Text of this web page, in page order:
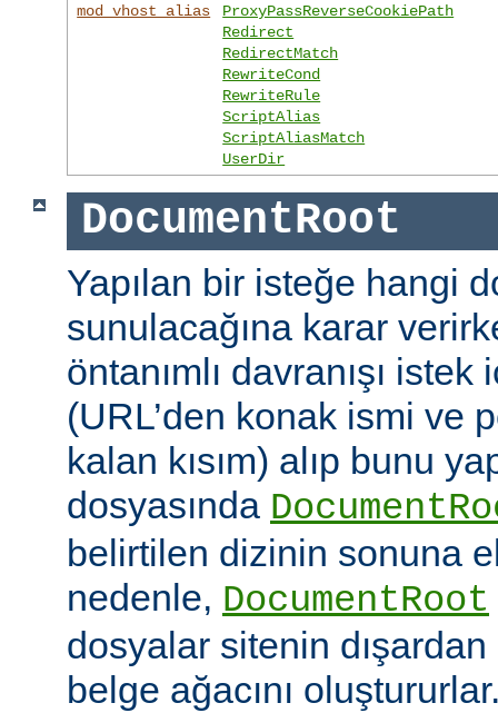
mod_vhost_alias
ProxyPassReverseCookiePath
Redirect
RedirectMatch
RewriteCond
RewriteRule
ScriptAlias
ScriptAliasMatch
UserDir
DocumentRoot
Yapılan bir isteğe hangi
sunulacağına karar
öntanımlı davranışı
(URL’den konak ismi ve
kalan kısım) alıp bunu
dosyasında
belirtilen dizinin sonuna
nedenle, DocumentRoot
dosyalar sitenin
belge ağacını